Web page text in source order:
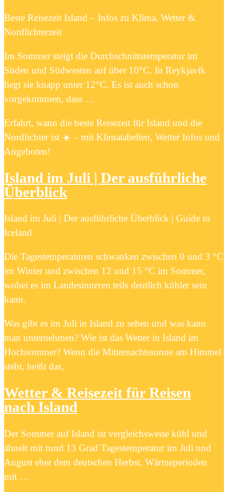
Beste Reisezeit Island – Infos zu Klima, Wetter &
Nordlichterzeit
Im Sommer steigt die Durchschnittstemperatur im
Süden und Südwesten auf über 10°C. In Reykjavík
liegt sie knapp unter 12°C. Es ist auch schon
vorgekommen, dass …
Erfahrt, wann die beste Reisezeit für Island und die
Nordlichter ist ☀️ – mit Klimatabellen, Wetter Infos und
Angeboten!
Island im Juli | Der ausführliche
Überblick
Island im Juli | Der ausführliche Überblick | Guide to
Iceland
Die Tagestemperaturen schwanken zwischen 0 und 3 °C
im Winter und zwischen 12 und 15 °C im Sommer,
wobei es im Landesinneren teils deutlich kühler sein
kann.
Was gibt es im Juli in Island zu sehen und was kann
man unternehmen? Wie ist das Wetter in Island im
Hochsommer? Wenn die Mitternachtssonne am Himmel
steht, heißt das,
Wetter & Reisezeit für Reisen
nach Island
Der Sommer auf Island ist vergleichsweise kühl und
ähnelt mit rund 13 Grad Tagestemperatur im Juli und
August eher dem deutschen Herbst. Wärmeperioden
mit …